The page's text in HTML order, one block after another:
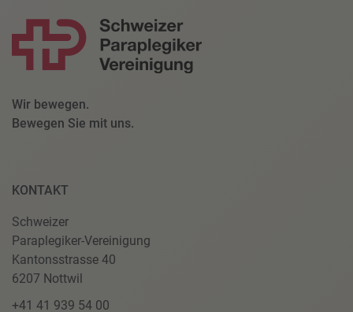
Wir bewegen.
Bewegen Sie mit uns.
KONTAKT
Schweizer
Paraplegiker-Vereinigung
Kantonsstrasse 40
6207 Nottwil
+41 41 939 54 00